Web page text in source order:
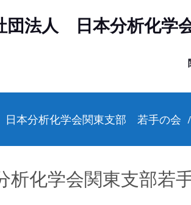
団法人 日本分析化学
日本分析化学会関東支部 若手の会
析化学会関東支部若